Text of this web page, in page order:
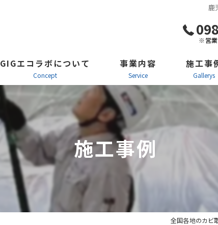
鹿
※営業
GIGエコラボについて
concept
事業内容
service
防カビ施工・カビ対策
カビ取り剤「カビコロリン」
クモ防虫防除施工・看板施工
施工の流れ
施工事
gallerys
施工風景
ビフォーア
施工事例
全国各地のカビ